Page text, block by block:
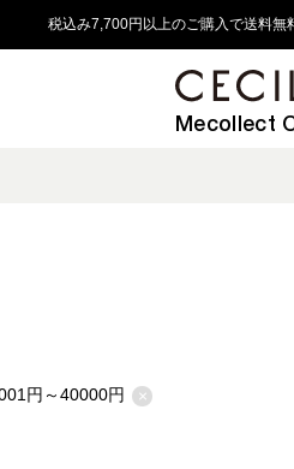
税込み7,700円以上のご購入で送料無
Mecollect
円～40000円 ×